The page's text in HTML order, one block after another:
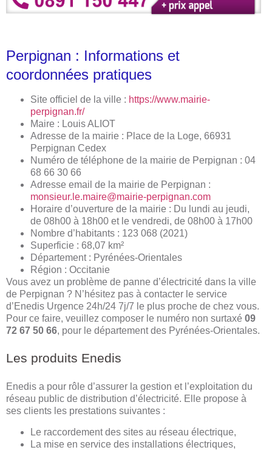
Perpignan : Informations et
coordonnées pratiques
Site officiel de la ville : https://www.mairie-
perpignan.fr/
Maire : Louis ALIOT
Adresse de la mairie : Place de la Loge, 66931
Perpignan Cedex
Numéro de téléphone de la mairie de Perpignan : 04
68 66 30 66
Adresse email de la mairie de Perpignan :
monsieur.le.maire@mairie-perpignan.com
Horaire d’ouverture de la mairie : Du lundi au jeudi,
de 08h00 à 18h00 et le vendredi, de 08h00 à 17h00
Nombre d’habitants : 123 068 (2021)
Superficie : 68,07 km²
Département : Pyrénées-Orientales
Région : Occitanie
Vous avez un problème de panne d’électricité dans la ville
de Perpignan ? N’hésitez pas à contacter le service
d’Enedis Urgence 24h/24 7j/7 le plus proche de chez vous.
Pour ce faire, veuillez composer le numéro non surtaxé 09
72 67 50 66, pour le département des Pyrénées-Orientales.
Les produits Enedis
Enedis a pour rôle d’assurer la gestion et l’exploitation du
réseau public de distribution d’électricité. Elle propose à
ses clients les prestations suivantes :
Le raccordement des sites au réseau électrique,
La mise en service des installations électriques,